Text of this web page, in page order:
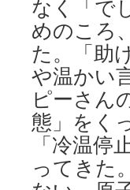
なく「で
めのころ
た。「助
や温かい
ピーさん
態」をく
「冷温
ってきた